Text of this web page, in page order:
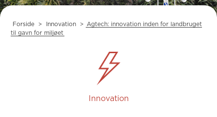
Forside > Innovation >
Agtech: innovation inden for landbruget
til gavn for miljøet
Innovation